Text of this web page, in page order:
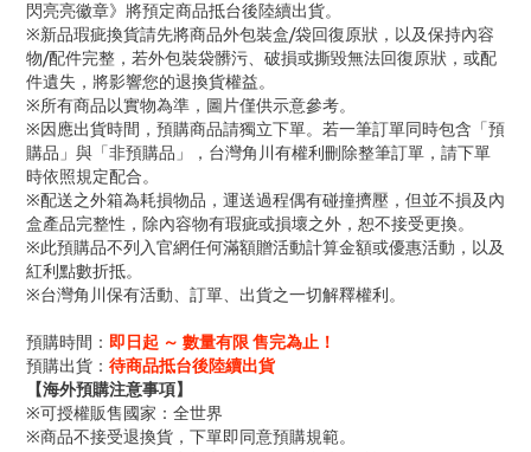
閃亮亮徽章》將預定商品抵台後陸續出貨。
※新品瑕疵換貨請先將商品外包裝盒/袋回復原狀，以及保持內容
物/配件完整，若外包裝袋髒污、破損或撕毀無法回復原狀，或配
件遺失，將影響您的退換貨權益。
※所有商品以實物為準，圖片僅供示意參考。
※因應出貨時間，預購商品請獨立下單。若一筆訂單同時包含「預
購品」與「非預購品」，台灣角川有權利刪除整筆訂單，請下單
時依照規定配合。
※配送之外箱為耗損物品，運送過程偶有碰撞擠壓，但並不損及內
盒產品完整性，除內容物有瑕疵或損壞之外，恕不接受更換。
※此預購品不列入官網任何滿額贈活動計算金額或優惠活動，以及
紅利點數折抵。
※台灣角川保有活動、訂單、出貨之一切解釋權利。
預購時間： 即日起 ～ 數量有限 售完為止！
預購出貨： 待商品抵台後陸續出貨
【海外預購注意事項】
※可授權販售國家：全世界
※商品不接受退換貨，下單即同意預購規範。